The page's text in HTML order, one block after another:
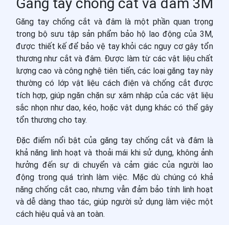
Găng tay chống cắt và đâm là một phần quan trọng
trong bộ sưu tập sản phẩm bảo hộ lao động của 3M,
được thiết kế để bảo vệ tay khỏi các nguy cơ gây tổn
thương như cắt và đâm. Được làm từ các vật liệu chất
lượng cao và công nghệ tiên tiến, các loại găng tay này
thường có lớp vật liệu cách điện và chống cắt được
tích hợp, giúp ngăn chặn sự xâm nhập của các vật liệu
sắc nhọn như dao, kéo, hoặc vật dụng khác có thể gây
tổn thương cho tay.
Đặc điểm nổi bật của găng tay chống cắt và đâm là
khả năng linh hoạt và thoải mái khi sử dụng, không ảnh
hưởng đến sự di chuyển và cảm giác của người lao
động trong quá trình làm việc. Mặc dù chúng có khả
năng chống cắt cao, nhưng vẫn đảm bảo tính linh hoạt
và dễ dàng thao tác, giúp người sử dụng làm việc một
cách hiệu quả và an toàn.